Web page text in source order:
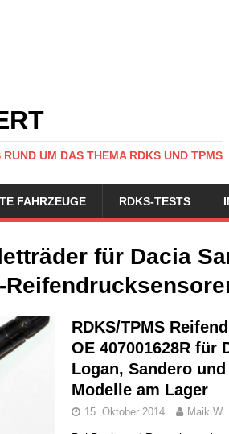
UM DAS THEMA RDKS UND TPMS
FAHRZEUGE RDKS-TESTS
für Dacia
RDKS/TPMS
OE 407001628R für
Logan, Sandero
Modelle am Lager
15. Oktober 2014 Maik W